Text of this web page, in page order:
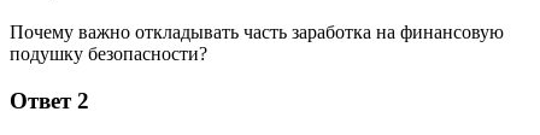
Почему важно откладывать часть заработка на финансовую
подушку безопасности?
Ответ 2